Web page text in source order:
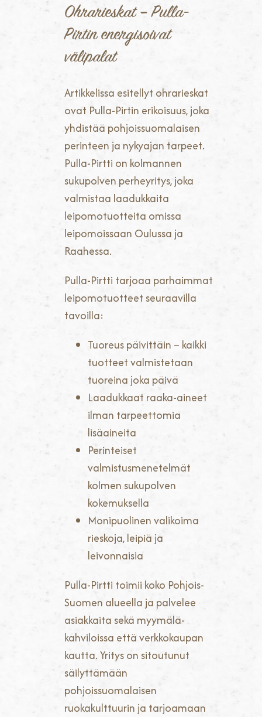
Ohrarieskat – Pulla-
Pirtin energisoivat
välipalat
Artikkelissa esitellyt ohrarieskat
ovat Pulla-Pirtin erikoisuus, joka
yhdistää pohjoissuomalaisen
perinteen ja nykyajan tarpeet.
Pulla-Pirtti on kolmannen
sukupolven perheyritys, joka
valmistaa laadukkaita
leipomotuotteita omissa
leipomoissaan Oulussa ja
Raahessa.
Pulla-Pirtti tarjoaa parhaimmat
leipomotuotteet seuraavilla
tavoilla:
Tuoreus päivittäin – kaikki
tuotteet valmistetaan
tuoreina joka päivä
Laadukkaat raaka-aineet
ilman tarpeettomia
lisäaineita
Perinteiset
valmistusmenetelmät
kolmen sukupolven
kokemuksella
Monipuolinen valikoima
rieskoja, leipiä ja
leivonnaisia
Pulla-Pirtti toimii koko Pohjois-
Suomen alueella ja palvelee
asiakkaita sekä myymälä-
kahviloissa että verkkokaupan
kautta. Yritys on sitoutunut
säilyttämään
pohjoissuomalaisen
ruokakulttuurin ja tarjoamaan